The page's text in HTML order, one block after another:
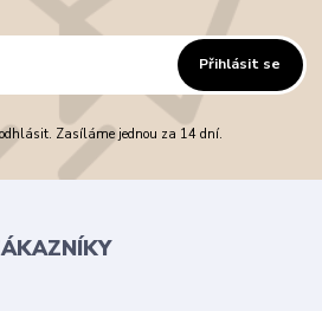
Přihlásit se
Zasíláme jednou za 14 dní.